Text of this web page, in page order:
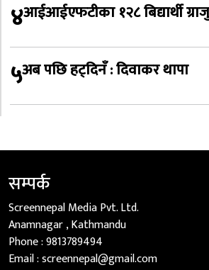
४आईआईएफटीका १२८ बिद्यार्थी
५अब पछि हट्दिनँ : दिवाकर थापा
सम्पर्क
Screennepal Media Pvt. Ltd.
Anamnagar , Kathmandu
Phone :9813789494
Email :screennepal@gmail.com